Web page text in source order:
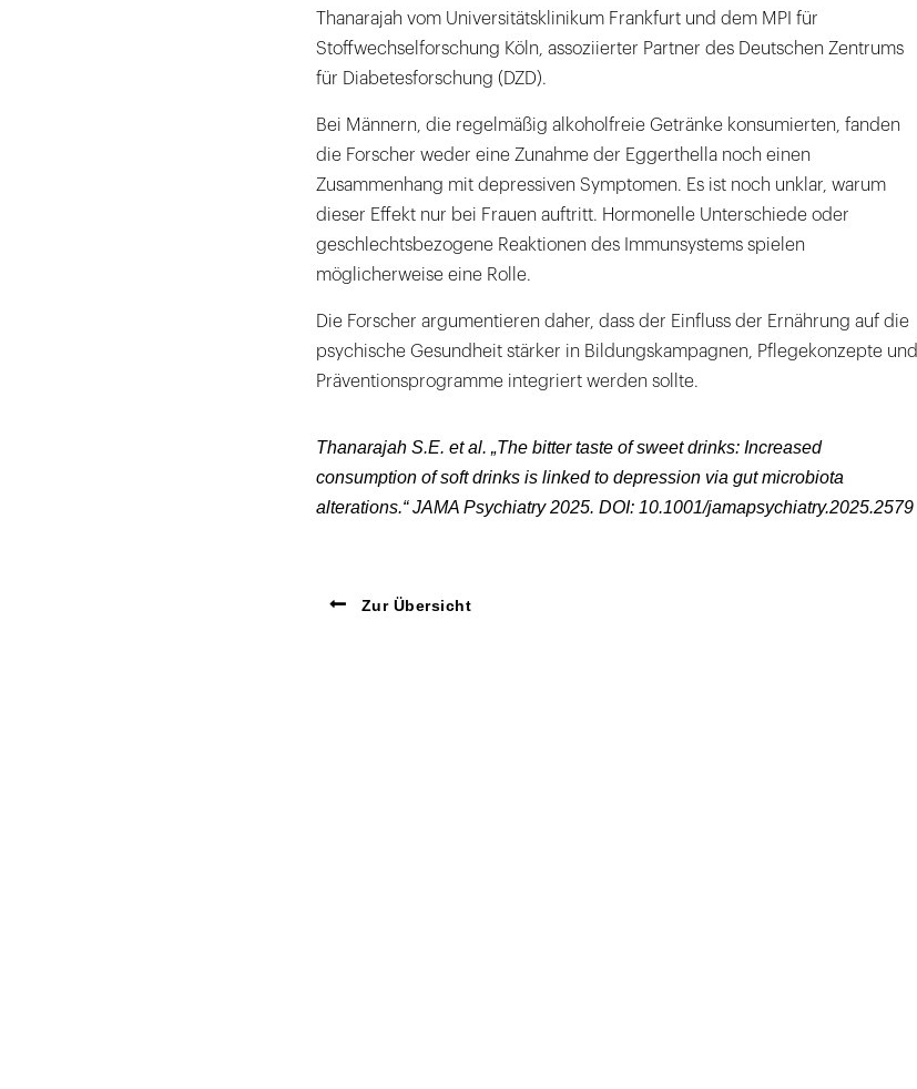
Thanarajah vom Universitätsklinikum Frankfurt und dem MPI für
Stoffwechselforschung Köln, assoziierter Partner des Deutschen Zentrums
für Diabetesforschung (DZD).
Bei Männern, die regelmäßig alkoholfreie Getränke konsumierten, fanden
die Forscher weder eine Zunahme der Eggerthella noch einen
Zusammenhang mit depressiven Symptomen. Es ist noch unklar, warum
dieser Effekt nur bei Frauen auftritt. Hormonelle Unterschiede oder
geschlechtsbezogene Reaktionen des Immunsystems spielen
möglicherweise eine Rolle.
Die Forscher argumentieren daher, dass der Einfluss der Ernährung auf die
psychische Gesundheit stärker in Bildungskampagnen, Pflegekonzepte und
Präventionsprogramme integriert werden sollte.
Thanarajah S.E. et al. „The bitter taste of sweet drinks: Increased
consumption of soft drinks is linked to depression via gut microbiota
alterations.“ JAMA Psychiatry 2025. DOI: 10.1001/jamapsychiatry.2025.2579
Zur Übersicht